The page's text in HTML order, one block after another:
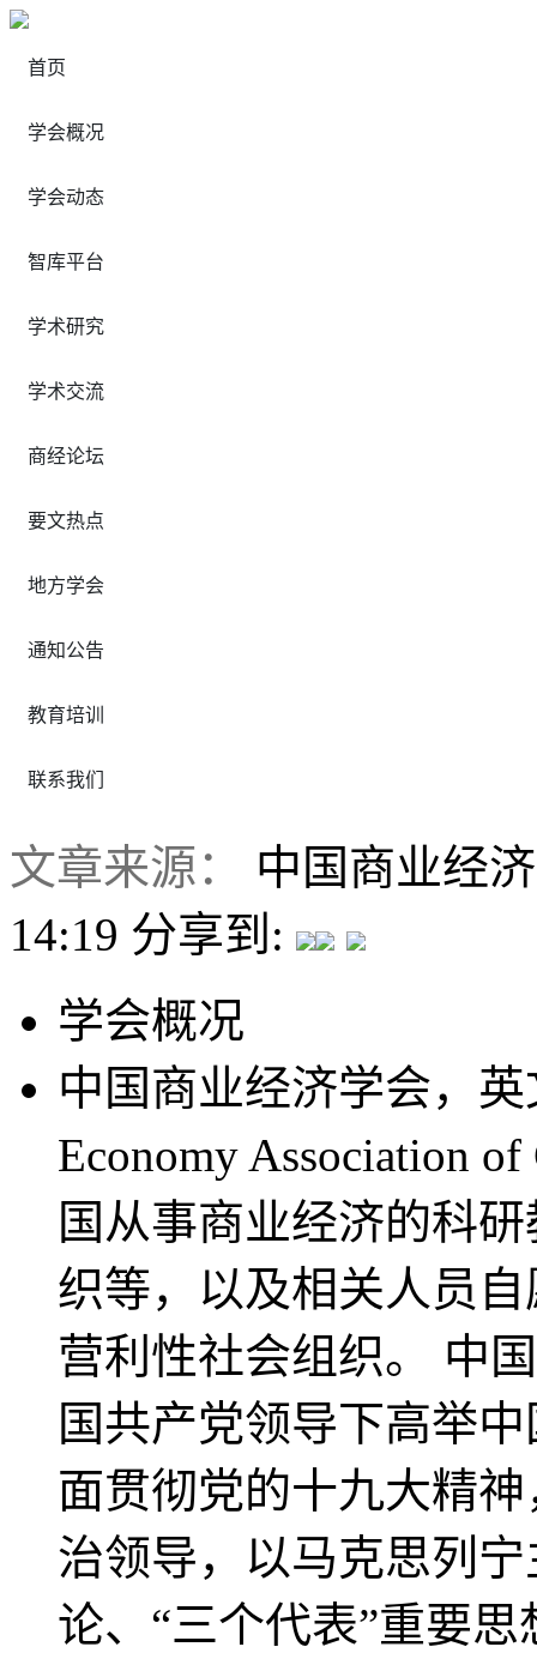
首页
学会概况
学会动态
智库平台
学术研究
学术交流
商经论坛
要文热点
地方学会
通知公告
教育培训
联系我们
文章来源：
中国商业经
14:19 分享到:
学会概况
中国商业经济学会，英
Economy Association
国从事商业经济的科
织等，以及相关人员
营利性社会组织。 中
国共产党领导下高举
面贯彻党的十九大精
治领导，以马克思列
论、“三个代表”重要